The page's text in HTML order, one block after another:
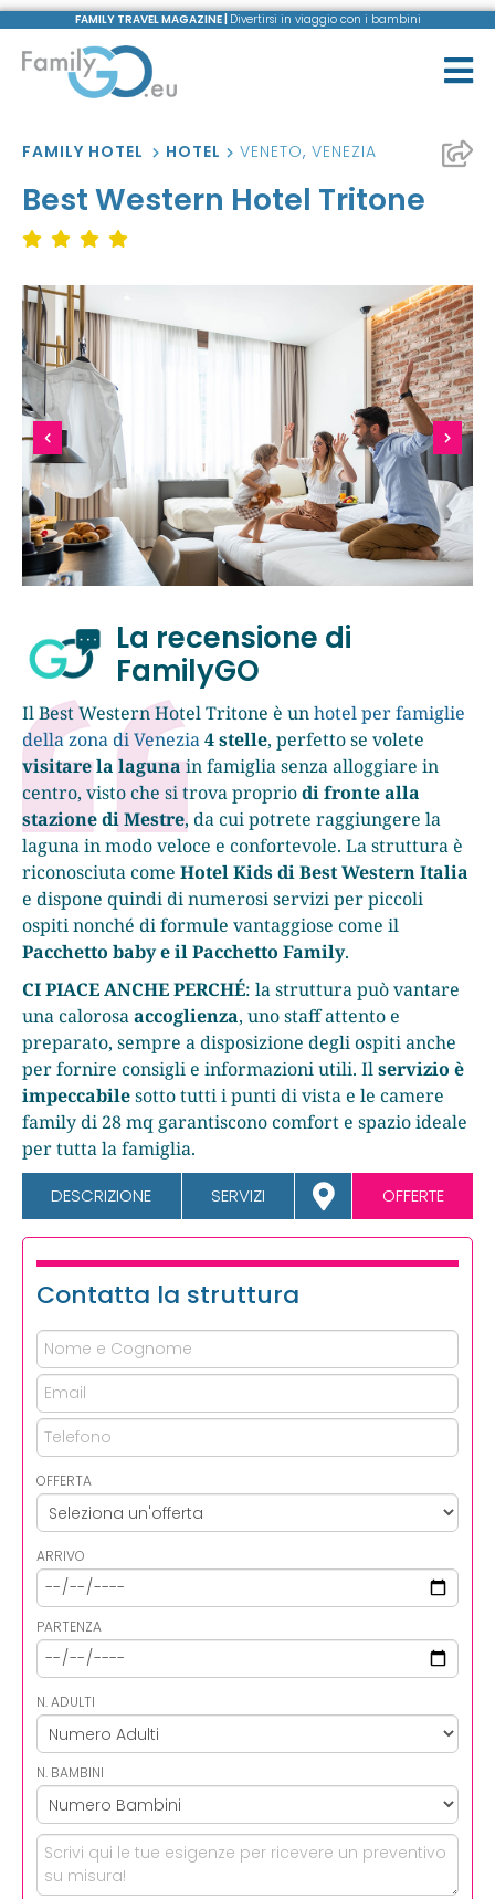
FAMILY TRAVEL MAGAZINE | Divertirsi in viaggio con i bambini
FAMILY HOTEL HOTEL VENETO, VENEZIA
Best Western Hotel Tritone
La recensione di
FamilyGO
Il Best Western Hotel Tritone è unhotel per famiglie
della zona di Venezia4 stelle, perfetto se volete
visitare la lagunain famiglia senza alloggiare in
centro, visto che si trova propriodi fronte alla
stazione di Mestre, da cui potrete raggiungere la
laguna in modo veloce e confortevole. La struttura è
riconosciuta come Hotel Kids di Best Western Italia
e dispone quindi di numerosi servizi per piccoli
ospiti nonché di formule vantaggiose come il
Pacchetto baby e il Pacchetto Family.
CI PIACE ANCHE PERCHÉ: la struttura può vantare
una calorosaaccoglienza, uno staff attento e
preparato, sempre a disposizione degli ospiti anche
per fornire consigli e informazioni utili. Ilservizio è
impeccabilesotto tutti i punti di vista e le camere
family di 28 mq garantiscono comfort e spazio ideale
per tutta la famiglia.
DESCRIZIONE SERVIZI OFFERTE
Contatta la struttura
OFFERTA
ARRIVO
PARTENZA
N. ADULTI
N. BAMBINI